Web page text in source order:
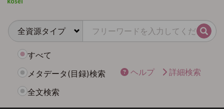
ン
カ
ウ
ト
検索
すべて
メタデータ(目録)検索
全文検索
ヘルプ 詳細検索